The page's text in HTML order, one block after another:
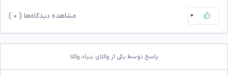
۰ مشاهده دیدگاه‌ها ( ۰
پاسخ توسط یکی از وکلای بنیاد وکلا